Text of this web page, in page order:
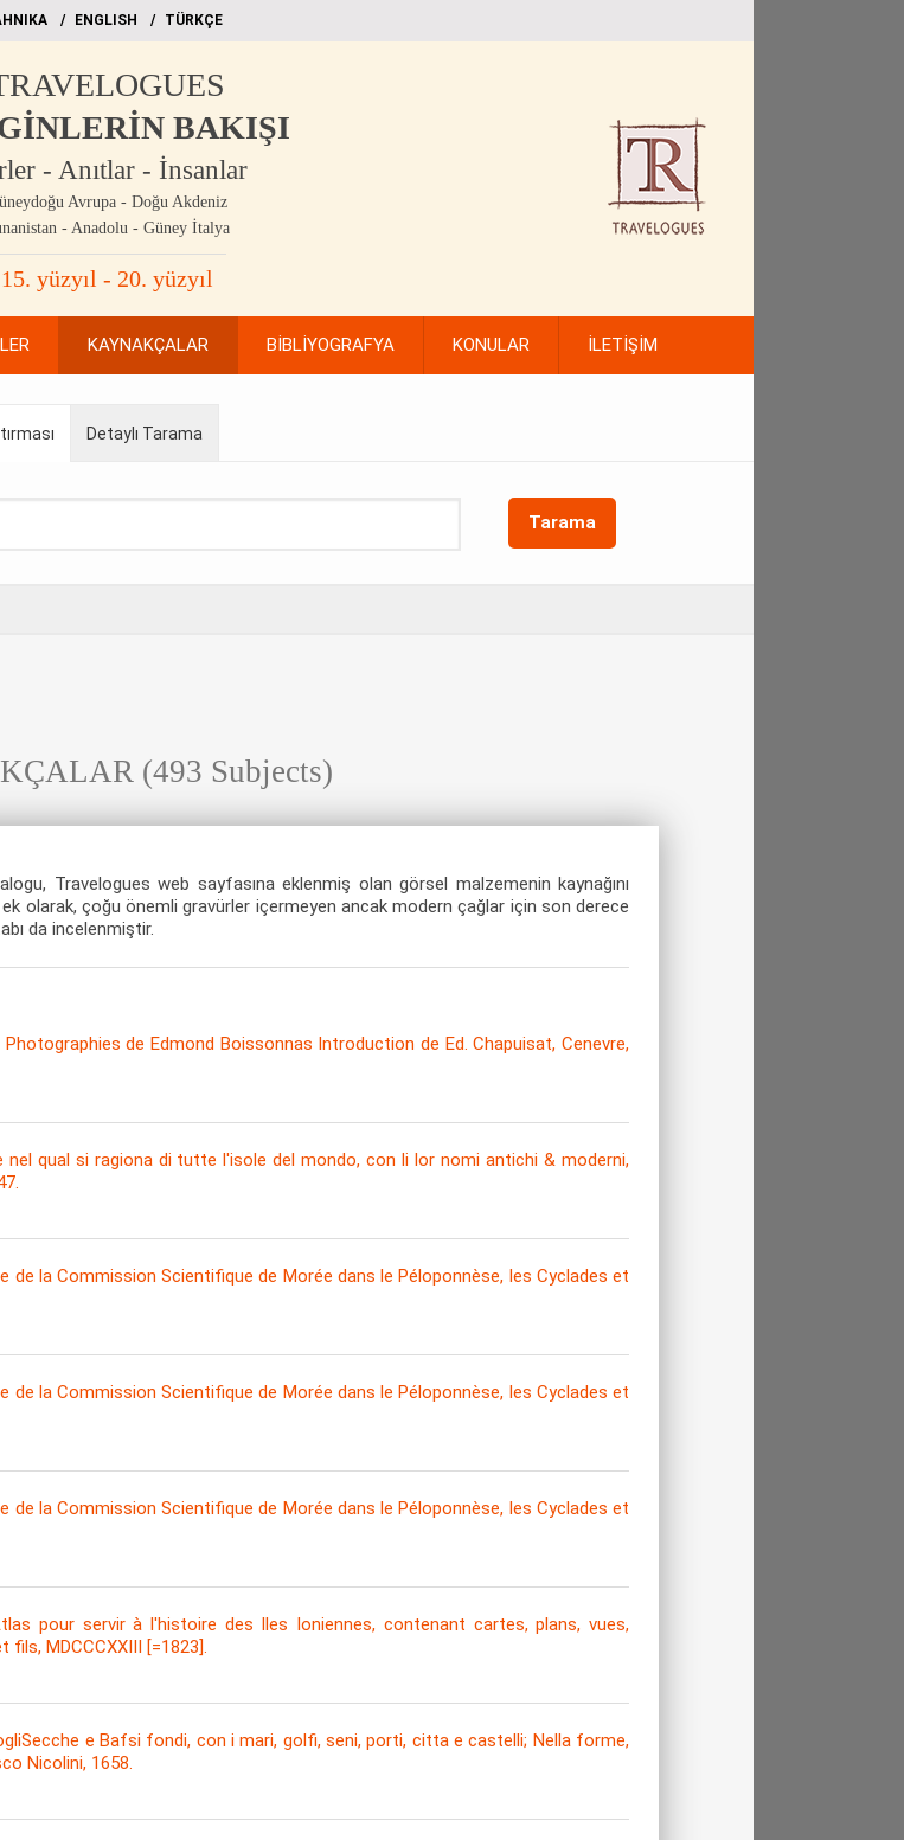
ΕΝGLISH TÜRKÇE
BAKIŞI
- Anıtlar - İnsanlar
Avrupa - Doğu Akdeniz
- Anadolu - Güney İtalya
15. yüzyıl - 20. yüzyıl
KAYNAKÇALAR BİBLİYOGRAFYA KONULAR İLETİŞİM
Tarama
Detaylı Tarama
(493 Subjects)
Travelogues web sayfasına eklenmiş olan görsel malzemenin kaynağını
ek olarak, çoğu önemli gravürler içermeyen ancak modern çağlar için son derece
da incelenmiştir.
Photographies de Edmond Boissonnas Introduction de Ed. Chapuisat, Cenevre,
nel qual si ragiona di tutte l'isole del mondo, con li lor nomi antichi & moderni,
de la Commission Scientifique de Morée dans le Péloponnèse, les Cyclades et
de la Commission Scientifique de Morée dans le Péloponnèse, les Cyclades et
de la Commission Scientifique de Morée dans le Péloponnèse, les Cyclades et
pour servir à l'histoire des Iles Ioniennes, contenant cartes, plans, vues,
MDCCCXXIII [=1823].
e Bafsi fondi, con i mari, golfi, seni, porti, citta e castelli; Nella forme,
Nicolini, 1658.